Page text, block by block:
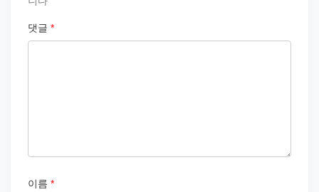
댓글 *
이름 *